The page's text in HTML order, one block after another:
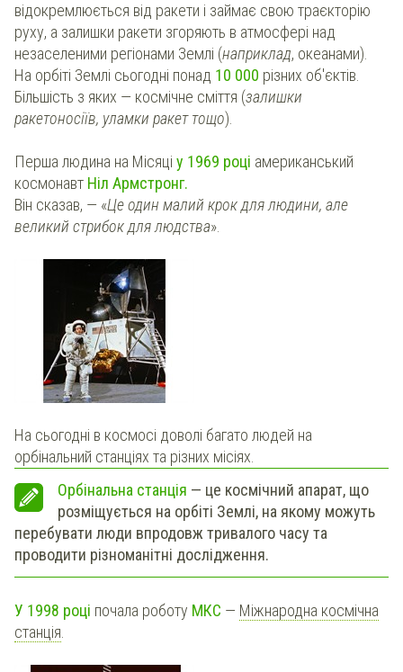
відокремлюється від ракети і займає свою траєкторію
руху, а залишки ракети згоряють в атмосфері над
незаселеними регіонами Землі (наприклад, океанами).
На орбіті Землі сьогодні понад 10 000 різних об'єктів.
Більшість з яких — космічне сміття (залишки
ракетоносіїв, уламки ракет тощо).
Перша людина на Місяці у 1969 році американський
космонавт Ніл Армстронг.
Він сказав, — «Це один малий крок для людини, але
великий стрибок для людства».
На сьогодні в космосі доволі багато людей на
орбінальний станціях та різних місіях.
Орбінальна станція — це космічний апарат, що
розміщується на орбіті Землі, на якому можуть
перебувати люди впродовж тривалого часу та
проводити різноманітні дослідження.
У 1998 році почала роботу МКС — Міжнародна космічна
станція.